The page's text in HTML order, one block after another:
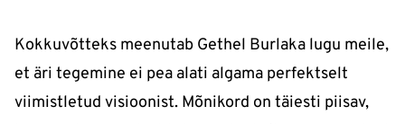
Kokkuvõtteks meenutab Gethel Burlaka lugu meile,
et äri tegemine ei pea alati algama perfektselt
viimistletud visioonist. Mõnikord on täiesti piisav,